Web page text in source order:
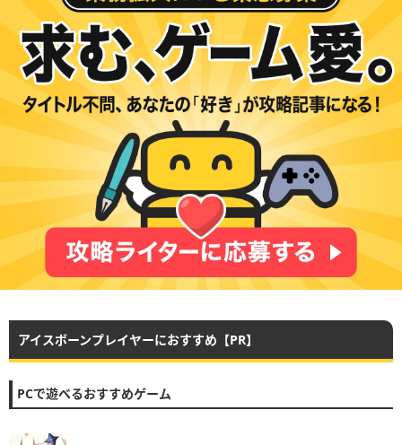
アイスボーンプレイヤーにおすすめ【PR】
PCで遊べるおすすめゲーム